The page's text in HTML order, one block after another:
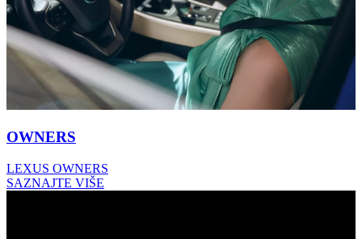
OWNERS
LEXUS OWNERS
SAZNAJTE VIŠE